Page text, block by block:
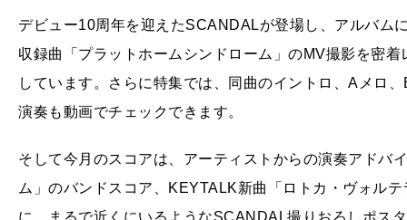
デビュー10周年を迎えたSCANDALが登場し、アルバム
収録曲「プラットホームシンドローム」のMV撮影を密
しています。さらに特集では、同曲のイントロ、Aメロ
演奏も動画でチェックできます。
そして今月のスコアは、アーティストからの演奏アドバ
ム」のバンドスコア、KEYTALK新曲「ロトカ・ヴォル